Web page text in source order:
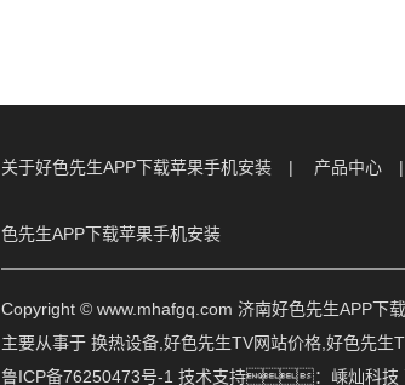
关于好色先生APP下载苹果手机安装 产品中心
色先生APP下载苹果手机安装
Copyright © www.mhafgq.com 济南好色先生APP下
主要从事于 换热设备 好色先生TV网站价格 好色先生
鲁ICP备76250473号-1 技术支持： 嵊灿科技